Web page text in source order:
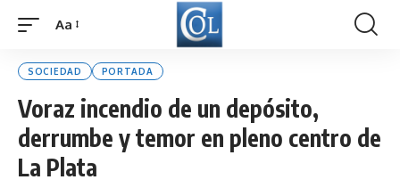
Font
Aa
SOCIEDAD PORTADA
Voraz incendio de un depósito,
derrumbe y temor en pleno centro de
La Plata